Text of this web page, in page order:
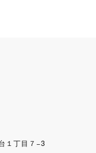
１丁目７−3